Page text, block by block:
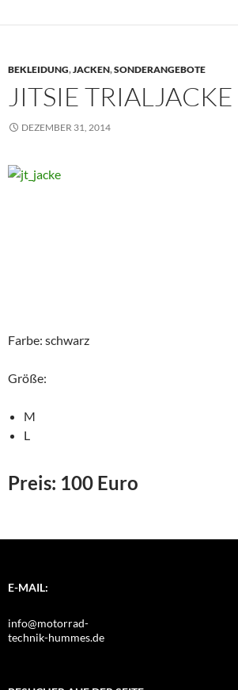
BEKLEIDUNG,JACKEN,SONDERANGEBOTE
JITSIE TRIALJACKE
DEZEMBER 31, 2014
Farbe: schwarz
Größe:
M
L
Preis: 100 Euro
E-MAIL:
info@motorrad-
technik-hummes.de